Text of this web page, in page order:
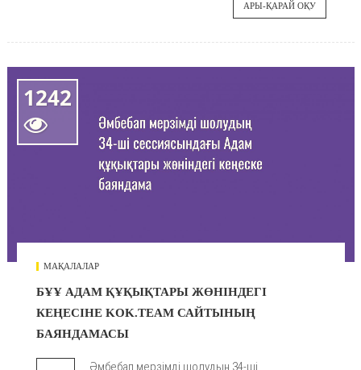
АРЫ-ҚАРАЙ ОҚУ
1242

МАҚАЛАЛАР
БҰҰ АДАМ ҚҰҚЫҚТАРЫ ЖӨНІНДЕГІ
КЕҢЕСІНЕ KOK.TEAM САЙТЫНЫҢ
БАЯНДАМАСЫ
Әмбебап мерзімді шолудың 34-ші